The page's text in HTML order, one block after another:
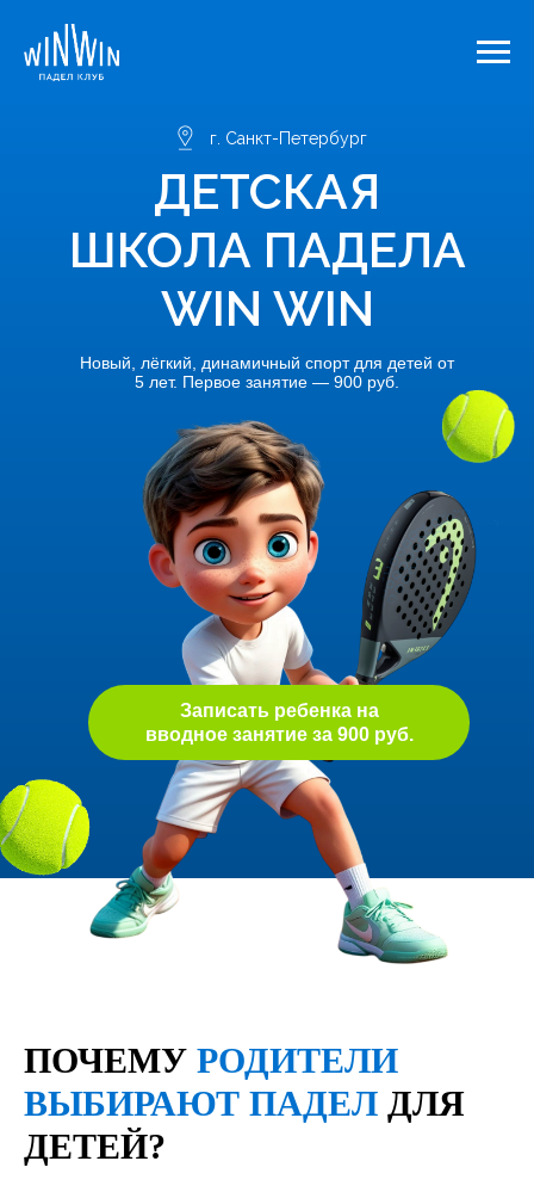
ДЕТСКАЯ
ШКОЛА ПАДЕЛА
WIN WIN
Записать ребенка на
вводное занятие за 900 руб.
Новый, лёгкий, динамичный спорт для детей от
5 лет. Первое занятие — 900 руб.
г. Санкт-Петербург
ПОЧЕМУ РОДИТЕЛИ
ВЫБИРАЮТ ПАДЕЛ ДЛЯ
ДЕТЕЙ?